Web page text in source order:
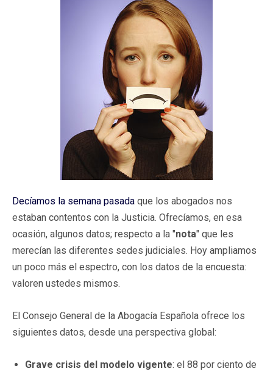
Decíamos la semana pasada que los abogados nos
estaban contentos con la Justicia. Ofrecíamos, en esa
ocasión, algunos datos; respecto a la "nota" que les
merecían las diferentes sedes judiciales. Hoy ampliamos
un poco más el espectro, con los datos de la encuesta:
valoren ustedes mismos.
El Consejo General de la Abogacía Española ofrece los
siguientes datos, desde una perspectiva global:
Grave crisis del modelo vigente: el 88 por ciento de